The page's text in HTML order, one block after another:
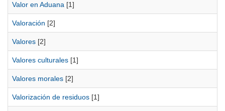
Valor en Aduana [1]
Valoración [2]
Valores [2]
Valores culturales [1]
Valores morales [2]
Valorización de residuos [1]